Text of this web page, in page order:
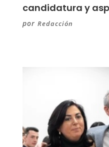
candidatura y
por Redacción